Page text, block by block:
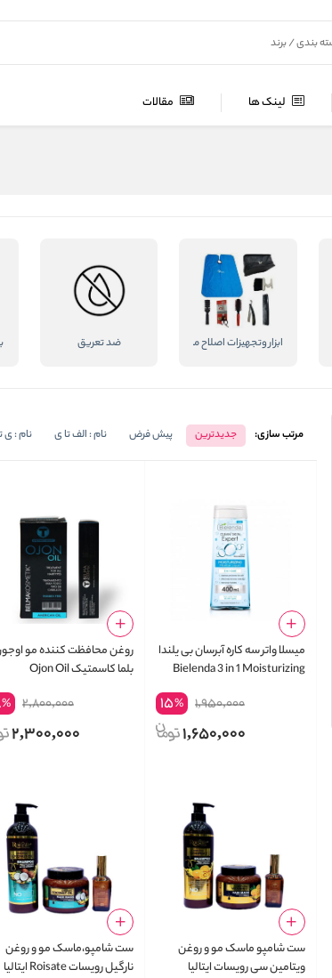
لینک ها مقالات
ابزار وتجهیزات اصلاح مو ضد تعریق
مرتب سازی: جدیدترین پیش فرض نام : الف تا ی نام : ی
میسلا واتر سه کاره آبرسان بی یلندا
Bielenda 3 in 1 Moisturizing
1,950,000
15%
1,650,000
روغن محافظت کننده مو
بلما کاسمتیک Ojon Oil
2,800,000
%
2,300,000
ست شامپو ماسک مو و روغن
ویتامین سی رویسات ایتالیا
ست شامپو،ماسک مو و روغن
نارگیل رویسات Roisate ایتالیا